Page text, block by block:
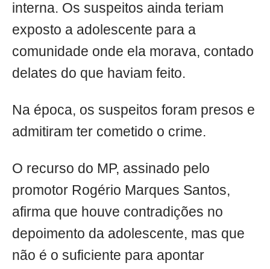
interna. Os suspeitos ainda teriam
exposto a adolescente para a
comunidade onde ela morava, contado
delates do que haviam feito.
Na época, os suspeitos foram presos e
admitiram ter cometido o crime.
O recurso do MP, assinado pelo
promotor Rogério Marques Santos,
afirma que houve contradições no
depoimento da adolescente, mas que
não é o suficiente para apontar